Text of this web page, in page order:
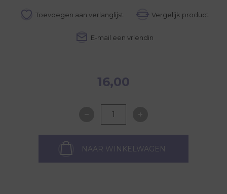
16,00
NAAR WINKELWAGEN